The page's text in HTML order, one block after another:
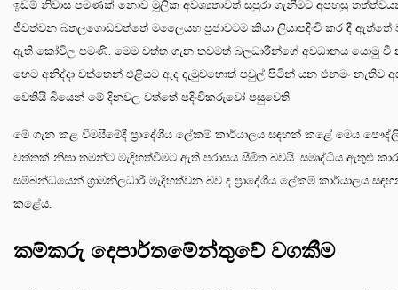
ඉඩම් නිවාස පමණක් නොව මූලික අවශ්‍යතාවත් සපුරා ගැනීමට අපහසු
ජීවත්වන බතලගොඩවත්තේ මලෛයහ ප්‍රජාවටම කියා ලියාපදිංචි කර දී ඇත්තේ
ඇති කෝවිල පමණි. මෙම වත්ත ගැන තවමත් බලධාරීන්ගේ අවධානය යොමු වී
හෙට අනිද්දා වත්තෙන් එළියට ඇද දැමුවහොත් පවුල් පිටින් යන එනමං නැතිව
වෙතියි බියෙන් මේ දිනවල වත්තේ පදිංචිකරුවෝ පසුවෙති.
මේ ගැන කළ විමසීමේදී ප්‍රාදේශීය ලේකම් කාර්යාලය සඳහන් කළේ මෙය
වත්තක් නිසා තමන්ට මැදිහත්වීමට ඇති පරාසය සීමිත බවයි. සමෘද්ධිය ඇතුළු
සම්බන්ධයෙන් ග්‍රාමනිලධාරී මැදිහත්වන බව ද ප්‍රාදේශීය ලේකම් කාර්යාලය
කළේය.
කම්කරු දෙපාර්තමේන්තුවේ වගකීම